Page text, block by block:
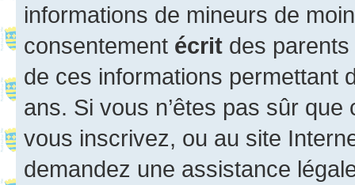
informations de mineurs de
consentement écrit des parents
de ces informations permettant
ans. Si vous n’êtes pas sûr
vous inscrivez, ou au site
demandez une assistance